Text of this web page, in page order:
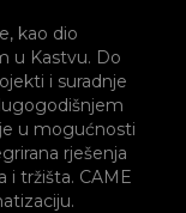
kao dio
u Kastvu. Do
i suradnje
u mogućnosti
rješenja
i tržišta. CAME